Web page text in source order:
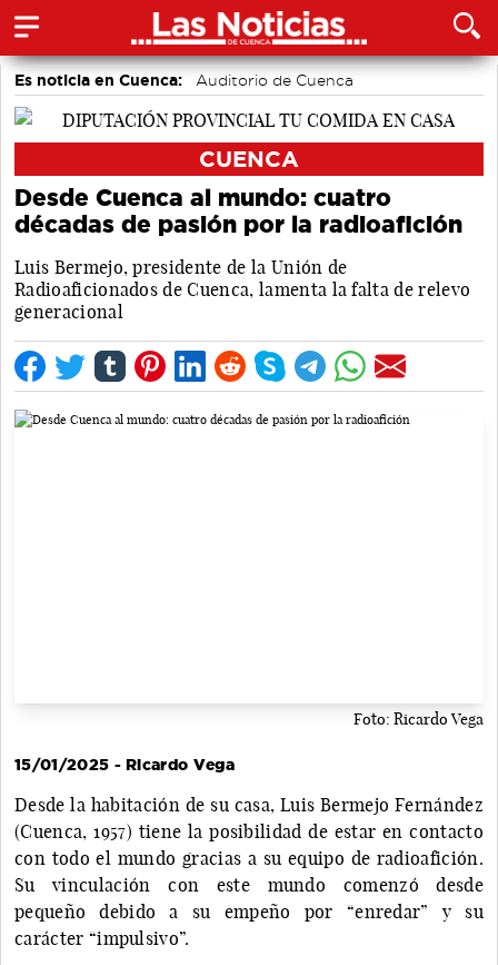
Es noticia en Cuenca: Auditorio de Cuenca
CUENCA
Desde Cuenca al mundo: cuatro
décadas de pasión por la radioafición
Luis Bermejo, presidente de la Unión de
Radioaficionados de Cuenca, lamenta la falta de relevo
generacional
Foto: Ricardo Vega
15/01/2025 - Ricardo Vega
Desde la habitación de su casa, Luis Bermejo Fernández
(Cuenca, 1957) tiene la posibilidad de estar en contacto
con todo el mundo gracias a su equipo de radioafición.
Su vinculación con este mundo comenzó desde
pequeño debido a su empeño por “enredar” y su
carácter “impulsivo”.